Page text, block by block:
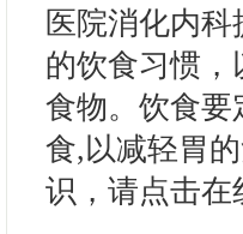
医院消化内
的饮食习惯
食物。饮食要
食,以减轻胃
识，请点击在